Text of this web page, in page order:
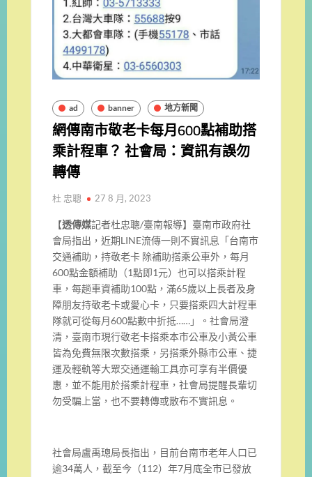
ad banner 地方新聞
網傳南市敬老卡每月600點補助搭
乘計程車？ 社會局：資訊有誤勿
轉傳
杜 忠聰 27 8 月, 2023
【透傳媒記者杜忠聰/臺南報導】臺南市政府社
會局指出，近期LINE流傳一則不實訊息「台南市
交通補助，持敬老卡 除補助搭乘公車外，每月
600點金額補助（1點即1元）也可以搭乘計程
車，每趟車資補助100點，滿65歲以上長者及身
障朋友持敬老卡或愛心卡，只要搭乘四大計程車
隊就可從每月600點數中折抵……」。社會局澄
清，臺南市現行敬老卡搭乘本市公車及小黃公車
皆為免費無限次數搭乘，另搭乘外縣市公車、捷
運及輕軌等大眾交通運輸工具亦可享有半價優
惠，並不能用於搭乘計程車，社會局提醒長輩切
勿受騙上當，也不要轉傳或散布不實訊息。
社會局盧禹璁局長指出，目前台南市老年人口已
逾34萬人，截至今（112）年7月底全市已發放